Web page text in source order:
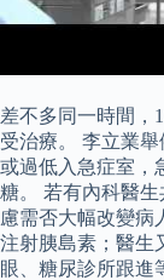
差不多同一時間，
受治療。 李立業
或過低入急症室，
糖。 若有內科醫
慮需否大幅改變病
注射胰島素；醫生
眼、糖尿診所跟進